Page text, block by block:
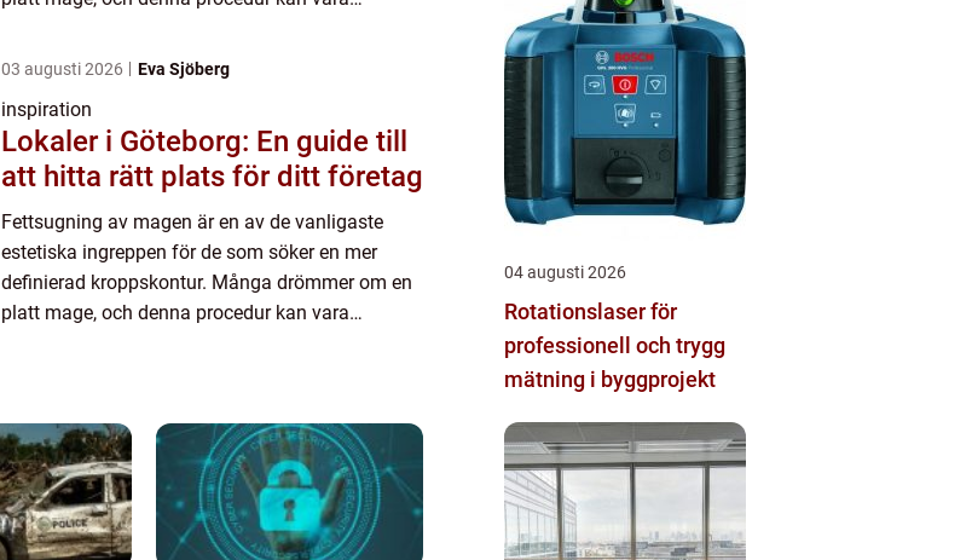
03 augusti 2026 Eva Sjöberg
inspiration
Lokaler i Göteborg: En guide till
att hitta rätt plats för ditt företag
Fettsugning av magen är en av de vanligaste
estetiska ingreppen för de som söker en mer
definierad kroppskontur. Många drömmer om en
platt mage, och denna procedur kan vara
04 augusti 2026
Rotationslaser för
professionell och trygg
mätning i byggprojekt